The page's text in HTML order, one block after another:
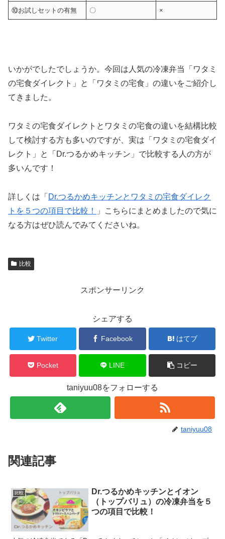
⑩お試しセットの有無 〇 ×
いかがでしたでしょうか。今回は人気の冷凍弁当「ワタミ
の宅食ダイレクト」と「ワタミの宅食」の違いをご紹介し
てきました。
ワタミの宅食ダイレクトとワタミの宅食の違いを結構比較
して検討する方も多いのですが、実は「ワタミの宅食ダイ
レクト」と「Dr.つるかめキッチン」で比較する人の方が
多いんです！
詳しくは「 Dr.つるかめキッチンとワタミの宅食ダイレク
トを５つの項目で比較！
」こちらにまとめましたので気に
なる方はぜひ読んでみてくださいね。
比較
スポンサーリンク
シェアする
Twitter Facebook はてブ
Pocket LINE コピー
taniyuu08をフォローする
taniyuu08
関連記事
比較
Dr.つるかめキッチンとイオン
（トップバリュ）の冷凍弁当を５
つの項目で比較！